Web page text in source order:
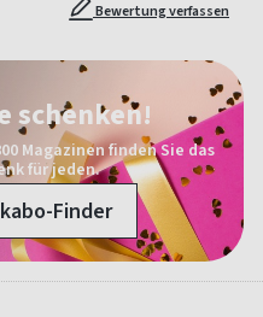
Bewertung verfassen
schenken!
Magazinen finden Sie das
für jeden.
Finder